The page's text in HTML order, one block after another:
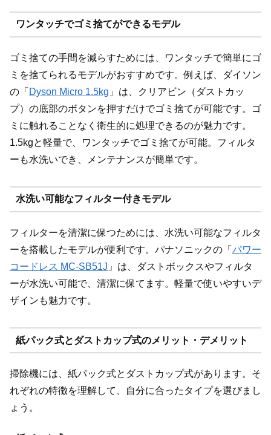
ワンタッチでゴミ捨てができるモデル
ゴミ捨ての手間を減らすためには、ワンタッチで簡単にゴ
ミを捨てられるモデルがおすすめです。例えば、ダイソン
の「 Dyson Micro 1.5kg 」は、クリアビン（ダストカッ
プ）の底部のボタンを押すだけでゴミ捨てが可能です。ゴ
ミに触れることなく衛生的に処理できるのが魅力です。
1.5kgと軽量で、ワンタッチでゴミ捨てが可能。フィルタ
ーも水洗いでき、メンテナンスが簡単です。
水洗い可能なフィルター付きモデル
フィルターを清潔に保つためには、水洗い可能なフィルタ
ーを搭載したモデルが便利です。パナソニックの「 パワー
コードレス MC-SB51J 」は、ダストボックスやフィルタ
ーが水洗い可能で、清潔に保てます。軽量で使いやすいデ
ザインも魅力です。
紙パック式とダストカップ式のメリット・デメリット
掃除機には、紙パック式とダストカップ式があります。そ
れぞれの特徴を理解して、自分に合ったタイプを選びまし
ょう。